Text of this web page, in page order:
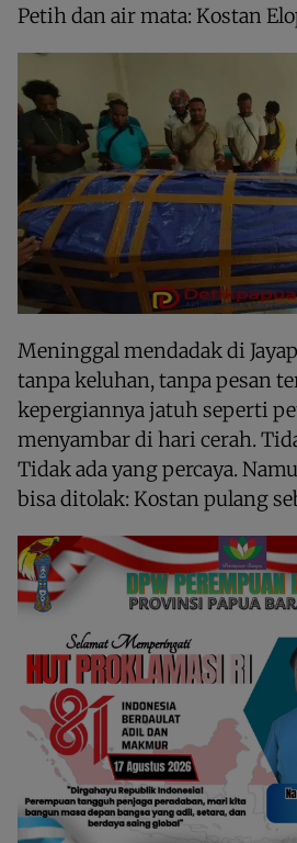
Petih dan air mata: Kostan
Meninggal mendadak di
tanpa keluhan, tanpa pesan
kepergiannya jatuh seperti
menyambar di hari cerah.
Tidak ada yang percaya.
bisa ditolak: Kostan pulang